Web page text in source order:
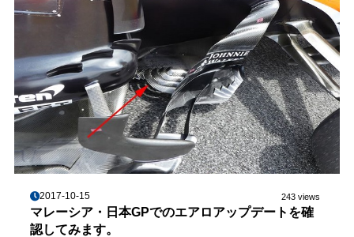
2017-10-15 243 views
マレーシア・日本GPでのエアロアップデートを確
認してみます。